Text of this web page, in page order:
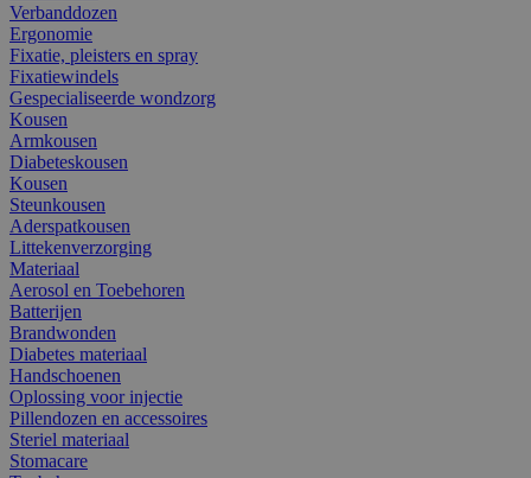
Verbanddozen
Ergonomie
Fixatie, pleisters en spray
Fixatiewindels
Gespecialiseerde wondzorg
Kousen
Armkousen
Diabeteskousen
Kousen
Steunkousen
Aderspatkousen
Littekenverzorging
Materiaal
Aerosol en Toebehoren
Batterijen
Brandwonden
Diabetes materiaal
Handschoenen
Oplossing voor injectie
Pillendozen en accessoires
Steriel materiaal
Stomacare